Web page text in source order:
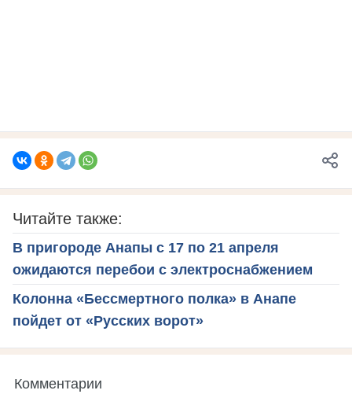
Читайте также:
В пригороде Анапы с 17 по 21 апреля
ожидаются перебои с электроснабжением
Колонна «Бессмертного полка» в Анапе
пойдет от «Русских ворот»
Комментарии